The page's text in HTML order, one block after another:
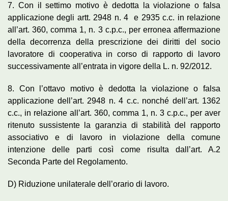
7. Con il settimo motivo è dedotta la violazione o falsa
applicazione degli artt. 2948 n. 4 e 2935 c.c. in relazione
all’art. 360, comma 1, n. 3 c.p.c., per erronea affermazione
della decorrenza della prescrizione dei diritti del socio
lavoratore di cooperativa in corso di rapporto di lavoro
successivamente all’entrata in vigore della L. n. 92/2012.
8. Con l’ottavo motivo è dedotta la violazione o falsa
applicazione dell’art. 2948 n. 4 c.c. nonché dell’art. 1362
c.c., in relazione all’art. 360, comma 1, n. 3 c.p.c., per aver
ritenuto sussistente la garanzia di stabilità del rapporto
associativo e di lavoro in violazione della comune
intenzione delle parti così come risulta dall’art. A.2
Seconda Parte del Regolamento.
D) Riduzione unilaterale dell’orario di lavoro.